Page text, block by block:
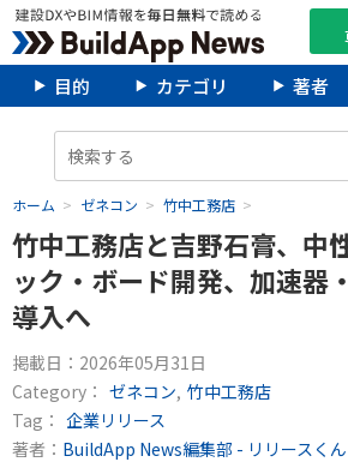
目的 カテゴリ 著者
ホーム ゼネコン 竹中工務店
竹中工務店と吉野石膏、中
ック・ボード開発、加速器
導入へ
掲載日： 2026年05月31日
Category： ゼネコン 竹中工務店
Tag： 企業リリース
著者： BuildApp News編集部 - リリースくん